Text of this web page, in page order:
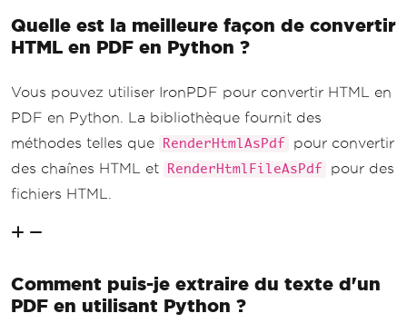
Quelle est la meilleure façon de convertir
HTML en PDF en Python ?
Vous pouvez utiliser IronPDF pour convertir HTML en
PDF en Python. La bibliothèque fournit des
méthodes telles que
RenderHtmlAsPdf
pour convertir
des chaînes HTML et
RenderHtmlFileAsPdf
pour des
fichiers HTML.
Comment puis-je extraire du texte d'un
PDF en utilisant Python ?